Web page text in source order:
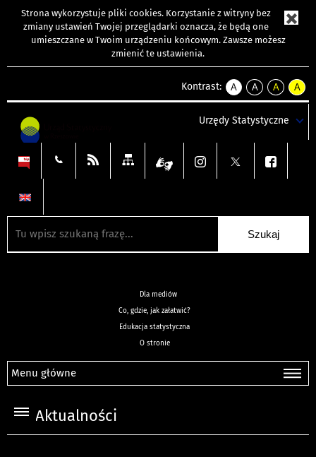
Strona wykorzystuje pliki cookies. Korzystanie z witryny bez
zmiany ustawień Twojej przeglądarki oznacza, że będą one
umieszczane w Twoim urządzeniu końcowym. Zawsze możesz
zmienić te ustawienia.
Kontrast:
A
kontrast
A
kontrast
tekst
czarnym
A
kontrast
tekst
czarnym
A
tekst
żółtym
Urzędy Statystyczne
Dla mediów
Co, gdzie, jak załatwić?
Edukacja statystyczna
O stronie
Menu główne
Aktualności